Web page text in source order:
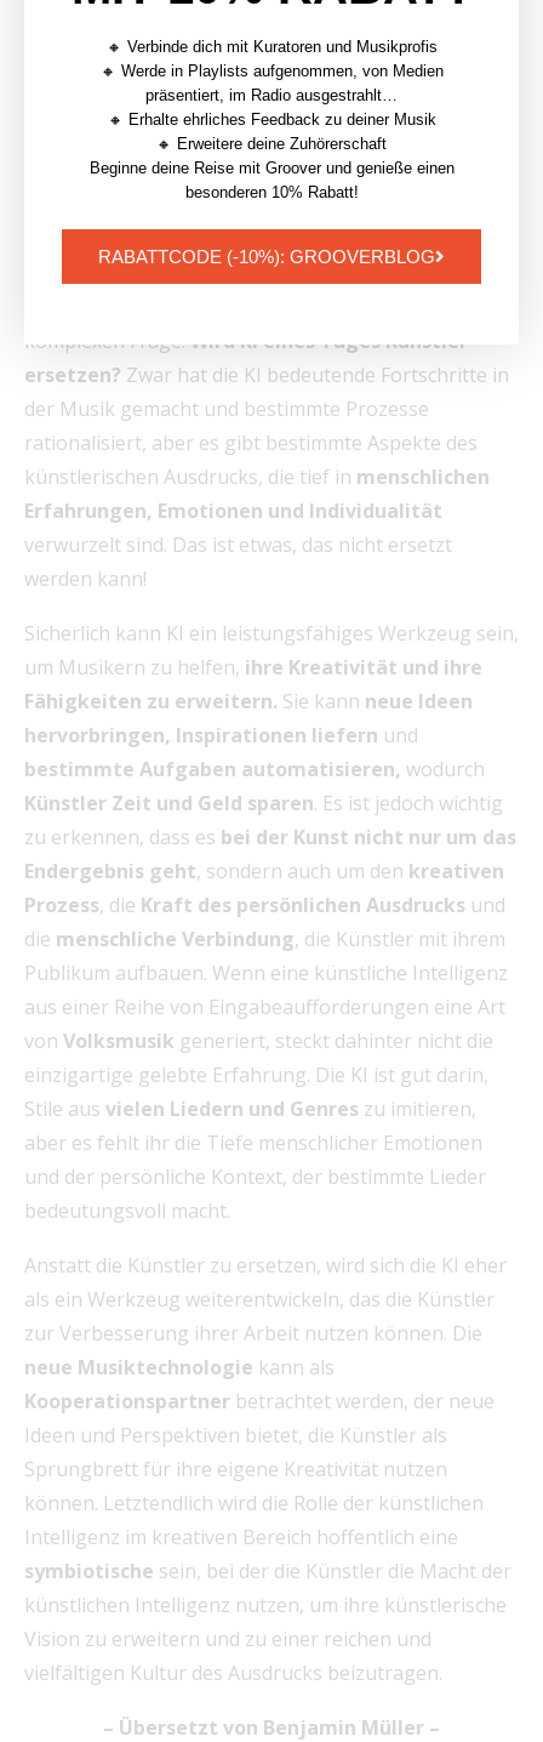
weiterhin mit dem Herzen schaffen, mit ihrer eigenen
Persönlichkeit und ihren eigenen Geschichten! Es gibt
nichts Wertvolleres und Einzigartigeres als gelebte
B/ KI und Musik: Wird KI eines
Tages Künstler ersetzen?
komplexen Frage: Wird KI eines Tages Künstler
ersetzen? Zwar hat die KI bedeutende Fortschritte in
der Musik gemacht und bestimmte Prozesse
rationalisiert, aber es gibt bestimmte Aspekte des
künstlerischen Ausdrucks, die tief in menschlichen
Erfahrungen, Emotionen und Individualität
verwurzelt sind. Das ist etwas, das nicht ersetzt
werden kann!
Sicherlich kann KI ein leistungsfähiges Werkzeug sein,
um Musikern zu helfen, ihre Kreativität und ihre
Fähigkeiten zu erweitern. Sie kann neue Ideen
hervorbringen, Inspirationen liefern und
bestimmte Aufgaben automatisieren, wodurch
Künstler Zeit und Geld sparen. Es ist jedoch wichtig
zu erkennen, dass es bei der Kunst nicht nur um das
Endergebnis geht, sondern auch um den kreativen
Prozess, die Kraft des persönlichen Ausdrucks und
die menschliche Verbindung, die Künstler mit ihrem
Publikum aufbauen. Wenn eine künstliche Intelligenz
aus einer Reihe von Eingabeaufforderungen eine Art
von Volksmusik generiert, steckt dahinter nicht die
einzigartige gelebte Erfahrung. Die KI ist gut darin,
Stile aus vielen Liedern und Genres zu imitieren,
aber es fehlt ihr die Tiefe menschlicher Emotionen
und der persönliche Kontext, der bestimmte Lieder
bedeutungsvoll macht.
Anstatt die Künstler zu ersetzen, wird sich die KI eher
als ein Werkzeug weiterentwickeln, das die Künstler
zur Verbesserung ihrer Arbeit nutzen können. Die
neue Musiktechnologie kann als
Kooperationspartner betrachtet werden, der neue
Ideen und Perspektiven bietet, die Künstler als
Sprungbrett für ihre eigene Kreativität nutzen
können. Letztendlich wird die Rolle der künstlichen
Intelligenz im kreativen Bereich hoffentlich eine
symbiotische sein, bei der die Künstler die Macht der
künstlichen Intelligenz nutzen, um ihre künstlerische
Vision zu erweitern und zu einer reichen und
vielfältigen Kultur des Ausdrucks beizutragen.
– Übersetzt von Benjamin Müller –
🔸 Verbinde dich mit Kuratoren und Musikprofis
🔸 Werde in Playlists aufgenommen, von Medien
präsentiert, im Radio ausgestrahlt…
🔸 Erhalte ehrliches Feedback zu deiner Musik
🔸 Erweitere deine Zuhörerschaft
Beginne deine Reise mit Groover und genieße einen
besonderen 10% Rabatt!
RABATTCODE (-10%): GROOVERBLOG